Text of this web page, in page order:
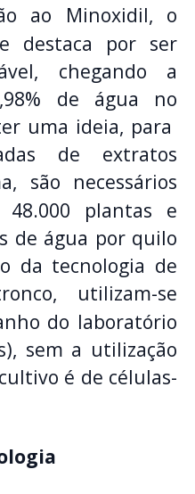
ao Minoxidil, o
destaca por ser
chegando a
de água no
uma ideia, para
de extratos
são necessários
plantas e
de água por quilo
da tecnologia de
utilizam-se
do laboratório
sem a utilização
é de células-